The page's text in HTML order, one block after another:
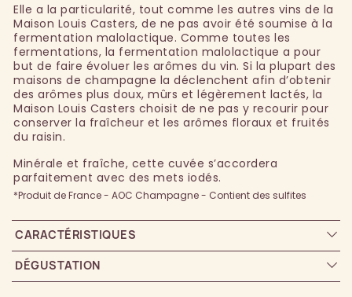
Elle a la particularité, tout comme les autres vins de la
Maison Louis Casters, de ne pas avoir été soumise à la
fermentation malolactique. Comme toutes les
fermentations, la fermentation malolactique a pour
but de faire évoluer les arômes du vin. Si la plupart des
maisons de champagne la déclenchent afin d’obtenir
des arômes plus doux, mûrs et légèrement lactés, la
Maison Louis Casters choisit de ne pas y recourir pour
conserver la fraîcheur et les arômes floraux et fruités
du raisin.
Minérale et fraîche, cette cuvée s’accordera
parfaitement avec des mets iodés.
*Produit de France - AOC Champagne - Contient des sulfites
CARACTÉRISTIQUES
DÉGUSTATION